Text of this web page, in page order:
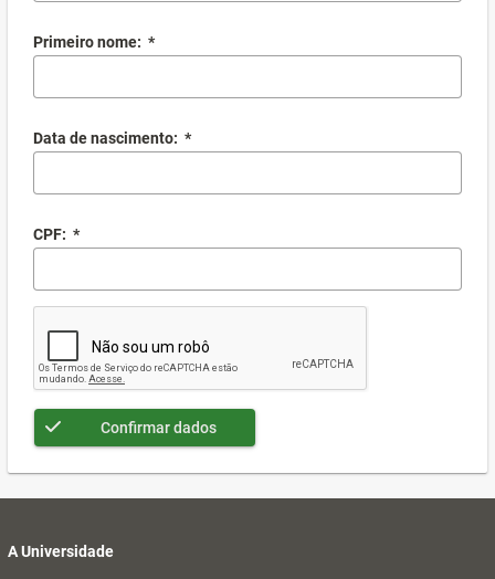
Primeiro nome: *
Data de nascimento: *
CPF: *
Confirmar dados
A Universidade